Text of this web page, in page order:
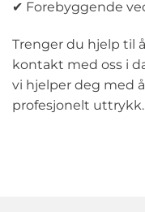
✔ Forebyggende
Trenger du hjelp til
kontakt med oss i
vi hjelper deg med
profesjonelt uttrykk.